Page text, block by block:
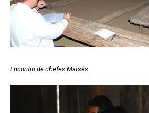
Encontro de chefes Matsés.